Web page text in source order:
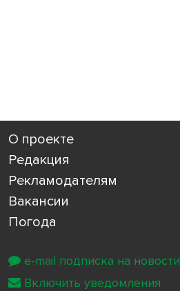
О проекте
Редакция
Рекламодателям
Вакансии
Погода
e-mail подписка на новости
Включить уведомления